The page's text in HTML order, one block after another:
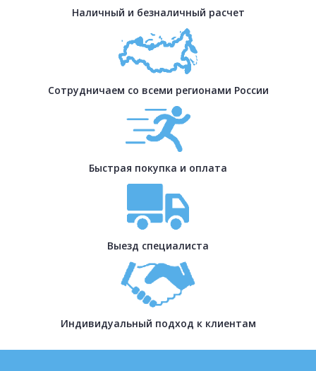
Наличный и безналичный расчет
Сотрудничаем со всеми регионами России
Быстрая покупка и оплата
Выезд специалиста
Индивидуальный подход к клиентам